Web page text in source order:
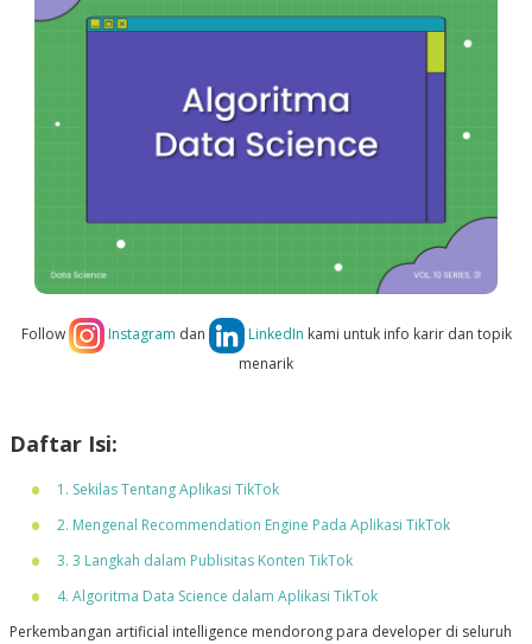
Follow Instagram dan LinkedIn kami untuk info karir dan topik
menarik
Daftar Isi:
1. Sekilas Tentang Aplikasi TikTok
2. Mengenal Recommendation Engine Pada Aplikasi TikTok
3. 3 Langkah dalam Publisitas Konten TikTok
4. Algoritma Data Science dalam Aplikasi TikTok
Perkembangan artificial intelligence mendorong para developer di seluruh